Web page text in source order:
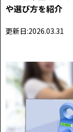
や選び方を紹介
更新日:2026.03.31